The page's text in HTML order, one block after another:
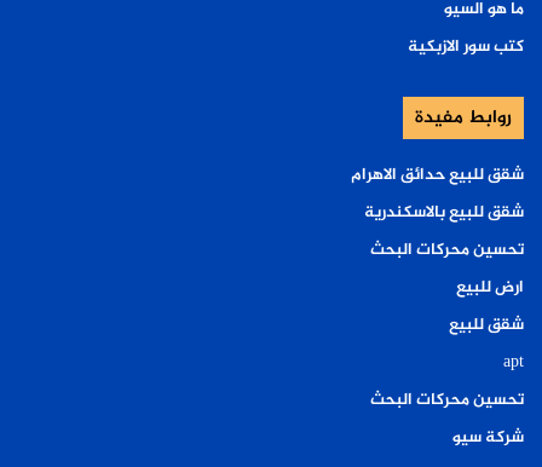
ما هو السيو
كتب سور الازبكية
روابط مفيدة
شقق للبيع حدائق الاهرام
شقق للبيع بالاسكندرية
تحسين محركات البحث
ارض للبيع
شقق للبيع
apt
تحسين محركات البحث
شركة سيو